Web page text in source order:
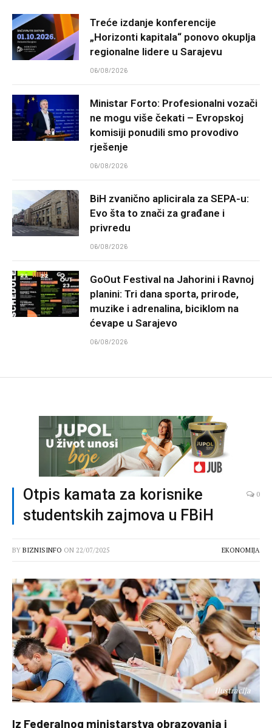
Treće izdanje konferencije
„Horizonti kapitala“ ponovo okuplja
regionalne lidere u Sarajevu
06/08/2026
Ministar Forto: Profesionalni vozači
ne mogu više čekati – Evropskoj
komisiji ponudili smo provodivo
rješenje
06/08/2026
BiH zvanično aplicirala za SEPA-u:
Evo šta to znači za građane i
privredu
06/08/2026
GoOut Festival na Jahorini i Ravnoj
planini: Tri dana sporta, prirode,
muzike i adrenalina, biciklom na
ćevape u Sarajevo
06/08/2026
Otpis kamata za korisnike
studentskih zajmova u FBiH
0
BY BIZNISINFO ON 22/07/2025 EKONOMIJA
Ilustracija
Iz Federalnog ministarstva obrazovanja i